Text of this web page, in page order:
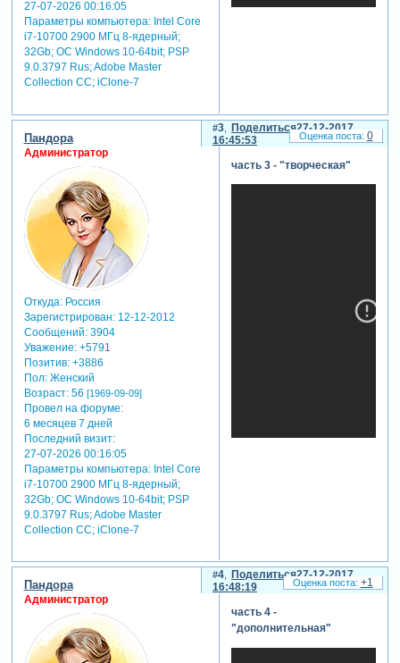
27-07-2026 00:16:05
Параметры компьютера:Intel Core
i7-10700 2900 МГц 8-ядерный;
32Gb; ОС Windows 10-64bit; PSP
9.0.3797 Rus; Adobe Master
Collection СС; iClone-7
Поделиться
3
27-12-2017
16:45:53
Пандора
Администратор
Откуда:Россия
Зарегистрирован: 12-12-2012
Сообщений:3904
Уважение: +5791
Позитив: +3886
Пол:Женский
Возраст:56 [1969-09-09]
Провел на форуме:
6 месяцев 7 дней
Последний визит:
27-07-2026 00:16:05
Параметры компьютера:Intel Core
i7-10700 2900 МГц 8-ядерный;
32Gb; ОС Windows 10-64bit; PSP
9.0.3797 Rus; Adobe Master
Collection СС; iClone-7
часть 3 - "творческая"
0
Поделиться
4
27-12-2017
16:48:19
Пандора
Администратор
часть 4 -
"дополнительная"
+1